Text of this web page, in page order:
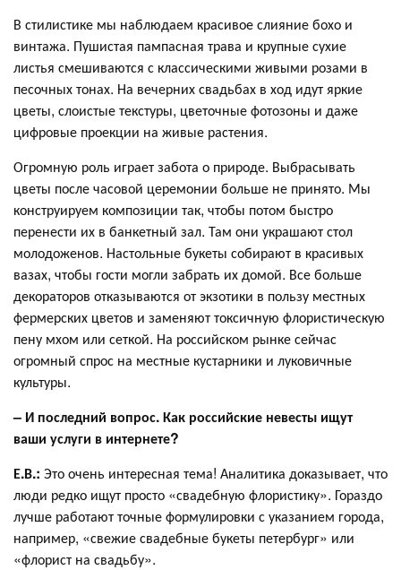
В стилистике мы наблюдаем красивое слияние бохо и
винтажа. Пушистая пампасная трава и крупные сухие
листья смешиваются с классическими живыми розами в
песочных тонах. На вечерних свадьбах в ход идут яркие
цветы, слоистые текстуры, цветочные фотозоны и даже
цифровые проекции на живые растения.
Огромную роль играет забота о природе. Выбрасывать
цветы после часовой церемонии больше не принято. Мы
конструируем композиции так, чтобы потом быстро
перенести их в банкетный зал. Там они украшают стол
молодоженов. Настольные букеты собирают в красивых
вазах, чтобы гости могли забрать их домой. Все больше
декораторов отказываются от экзотики в пользу местных
фермерских цветов и заменяют токсичную флористическую
пену мхом или сеткой. На российском рынке сейчас
огромный спрос на местные кустарники и луковичные
культуры.
– И последний вопрос. Как российские невесты ищут
ваши услуги в интернете?
Е.В.: Это очень интересная тема! Аналитика доказывает, что
люди редко ищут просто «свадебную флористику». Гораздо
лучше работают точные формулировки с указанием города,
например, «свежие свадебные букеты петербург» или
«флорист на свадьбу».